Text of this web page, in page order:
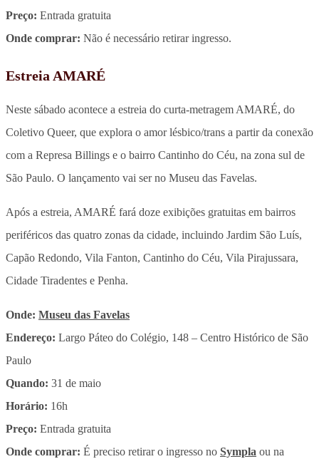
Preço: Entrada gratuita
Onde comprar: Não é necessário retirar ingresso.
Estreia AMARÉ
Neste sábado acontece a estreia do curta-metragem AMARÉ, do
Coletivo Queer, que explora o amor lésbico/trans a partir da conexão
com a Represa Billings e o bairro Cantinho do Céu, na zona sul de
São Paulo. O lançamento vai ser no Museu das Favelas.
Após a estreia, AMARÉ fará doze exibições gratuitas em bairros
periféricos das quatro zonas da cidade, incluindo Jardim São Luís,
Capão Redondo, Vila Fanton, Cantinho do Céu, Vila Pirajussara,
Cidade Tiradentes e Penha.
Onde: Museu das Favelas
Endereço: Largo Páteo do Colégio, 148 – Centro Histórico de São
Paulo
Quando: 31 de maio
Horário: 16h
Preço: Entrada gratuita
Onde comprar: É preciso retirar o ingresso no Sympla ou na